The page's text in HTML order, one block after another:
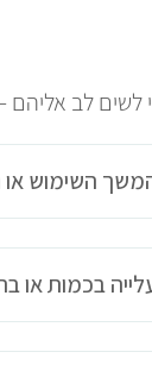
לב
השימוש או
בכמות או